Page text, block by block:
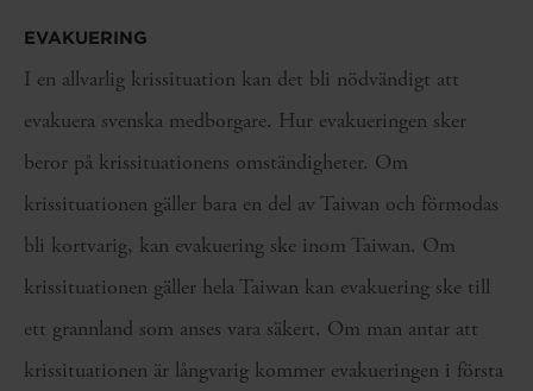
EVAKUERING
I en allvarlig krissituation kan det bli nödvändigt att
evakuera svenska medborgare. Hur evakueringen sker
beror på krissituationens omständigheter. Om
krissituationen gäller bara en del av Taiwan och förmodas
bli kortvarig, kan evakuering ske inom Taiwan. Om
krissituationen gäller hela Taiwan kan evakuering ske till
ett grannland som anses vara säkert. Om man antar att
krissituationen är långvarig kommer evakueringen i första